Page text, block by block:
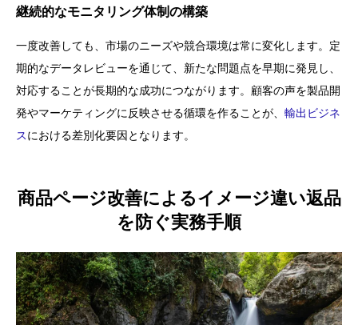
継続的なモニタリング体制の構築
一度改善しても、市場のニーズや競合環境は常に変化します。定
期的なデータレビューを通じて、新たな問題点を早期に発見し、
対応することが長期的な成功につながります。顧客の声を製品開
発やマーケティングに反映させる循環を作ることが、 輸出ビジネ
スにおける差別化要因となります。
商品ページ改善によるイメージ違い返品
を防ぐ実務手順